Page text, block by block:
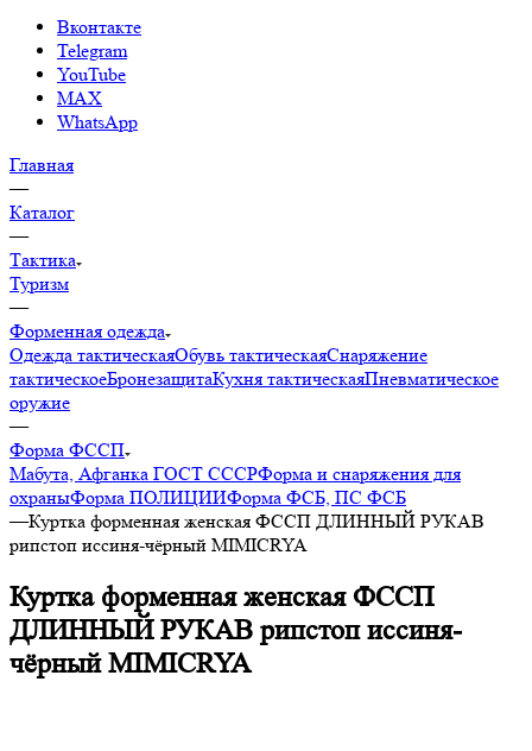
Вконтакте
Telegram
YouTube
MAX
WhatsApp
Главная
—
Каталог
—
Тактика
Туризм
—
Форменная одежда
Одежда тактическаяОбувь тактическаяСнаряжение
тактическоеБронезащитаКухня тактическаяПневматическое
оружие
—
Форма ФССП
Мабута, Афганка ГОСТ СССРФорма и снаряжения для
охраныФорма ПОЛИЦИИФорма ФСБ, ПС ФСБ
—Куртка форменная женская ФССП ДЛИННЫЙ РУКАВ
рипстоп иссиня-чёрный MIMICRYA
Куртка форменная женская ФССП
ДЛИННЫЙ РУКАВ рипстоп иссиня-
чёрный MIMICRYA